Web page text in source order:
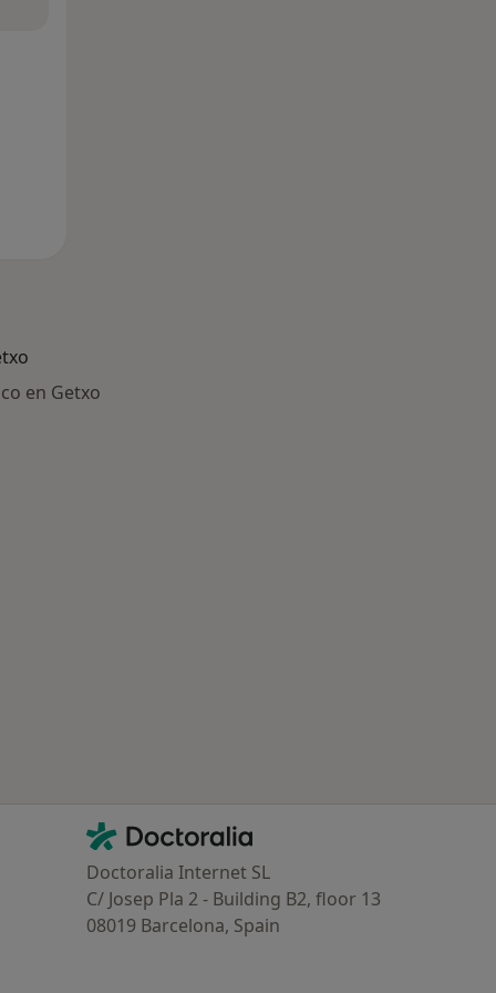
en Getxo
Contacto
Doctoralia - Página de inicio
Doctoralia Internet SL
C/ Josep Pla 2 - Building B2, floor 13
08019 Barcelona, Spain